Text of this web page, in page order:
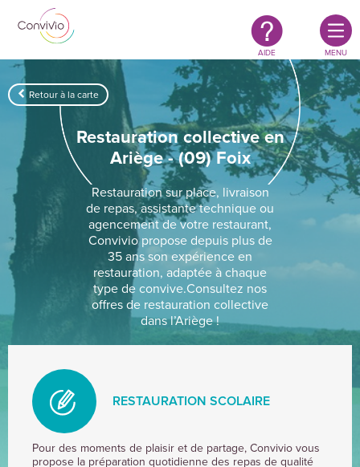
Aller au contenu principal
Restauration
authentique
responsable
AIDE MENU
Retour à la carte
Restauration collective en
Ariège - (09) Foix
Restauration sur place, livraison
de repas, assistante technique ou
agencement de votre restaurant,
Convivio propose depuis plus de
35 ans son expérience en
restauration, adaptée à chaque
type de convive.Consultez nos
offres de restauration collective
dans l’Ariège !
RESTAURATION SCOLAIRE
RESTAURATION
Pour des moments de plaisir et de partage, Convivio vous
propose la préparation quotidienne des repas de qualité